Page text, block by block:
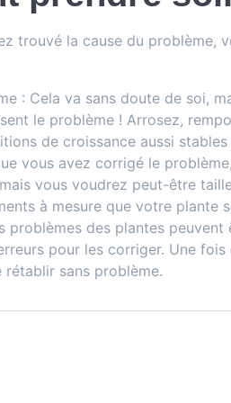
trouvé la cause du problème,
: Cela va sans doute de soi,
le problème ! Arrosez,
de croissance aussi
vous avez corrigé le
vous voudrez peut-être
à mesure que votre plante
problèmes des plantes
pour les corriger. Une
rétablir sans problème.